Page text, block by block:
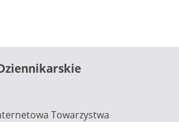
Towarzystwa